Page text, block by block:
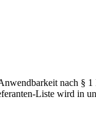
nach §
Liste wird in